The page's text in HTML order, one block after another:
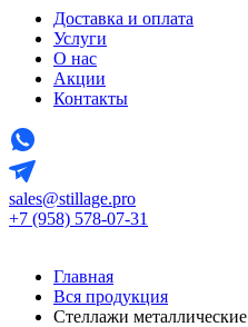
Доставка и оплата
Услуги
О нас
Акции
Контакты
sales@stillage.pro
+7 (958) 578-07-31
Главная
Вся продукция
Стеллажи металлические